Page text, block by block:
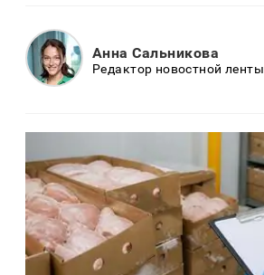
Анна Сальникова
Редактор новостной ленты